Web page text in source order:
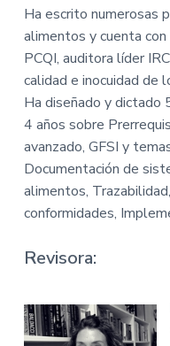
Ha escrito numerosas
alimentos y cuenta
PCQI, auditora líder
calidad e inocuidad de
Ha diseñado y
4 años sobre
avanzado, GFSI y
Documentación de
alimentos,
conformidades,
Revisora: